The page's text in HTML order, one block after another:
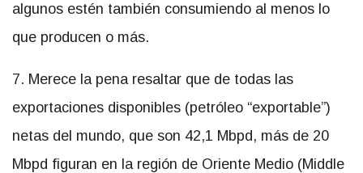
algunos estén también consumiendo al menos lo
que producen o más.
7. Merece la pena resaltar que de todas las
exportaciones disponibles (petróleo “exportable”)
netas del mundo, que son 42,1 Mbpd, más de 20
Mbpd figuran en la región de Oriente Medio (Middle